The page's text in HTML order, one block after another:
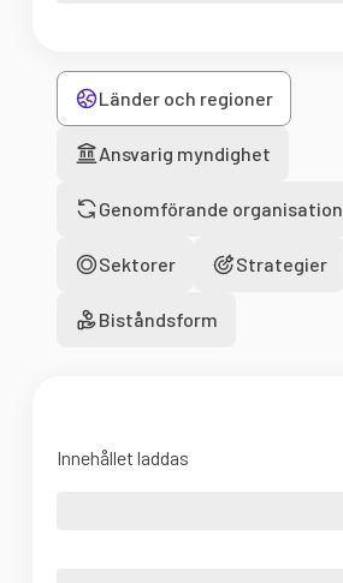
Länder och regioner
Ansvarig myndighet
Genomförande organisation
Sektorer Strategier
Biståndsform
Innehållet laddas